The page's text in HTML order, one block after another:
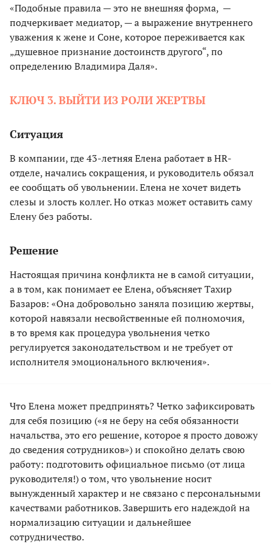
«Подобные правила — это не внешняя форма, —
подчеркивает медиатор, — а выражение внутреннего
уважения к жене и Соне, которое переживается как
„душевное признание достоинств другого“, по
определению Владимира Даля».
КЛЮЧ 3. ВЫЙТИ ИЗ РОЛИ ЖЕРТВЫ
Ситуация
В компании, где 43-летняя Елена работает в HR-
отделе, начались сокращения, и руководитель обязал
ее сообщать об увольнении. Елена не хочет видеть
слезы и злость коллег. Но отказ может оставить саму
Елену без работы.
Решение
Настоящая причина конфликта не в самой ситуации,
а в том, как понимает ее Елена, объясняет Тахир
Базаров: «Она добровольно заняла позицию жертвы,
которой навязали несвойственные ей полномочия,
в то время как процедура увольнения четко
регулируется законодательством и не требует от
исполнителя эмоционального включения».
Что Елена может предпринять? Четко зафиксировать
для себя позицию («я не беру на себя обязанности
начальства, это его решение, которое я просто довожу
до сведения сотрудников») и спокойно делать свою
работу: подготовить официальное письмо (от лица
руководителя!) о том, что увольнение носит
вынужденный характер и не связано с персональными
качествами работников. Завершить его надеждой на
нормализацию ситуации и дальнейшее
сотрудничество.